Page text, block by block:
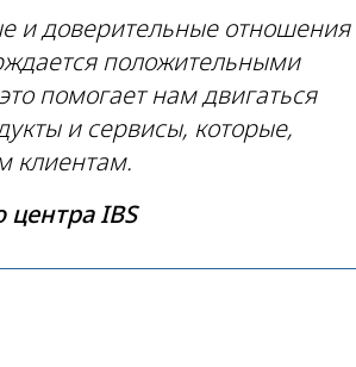
и доверительные отношения
положительными
помогает нам двигаться
и сервисы, которые,
клиентам.
IBS